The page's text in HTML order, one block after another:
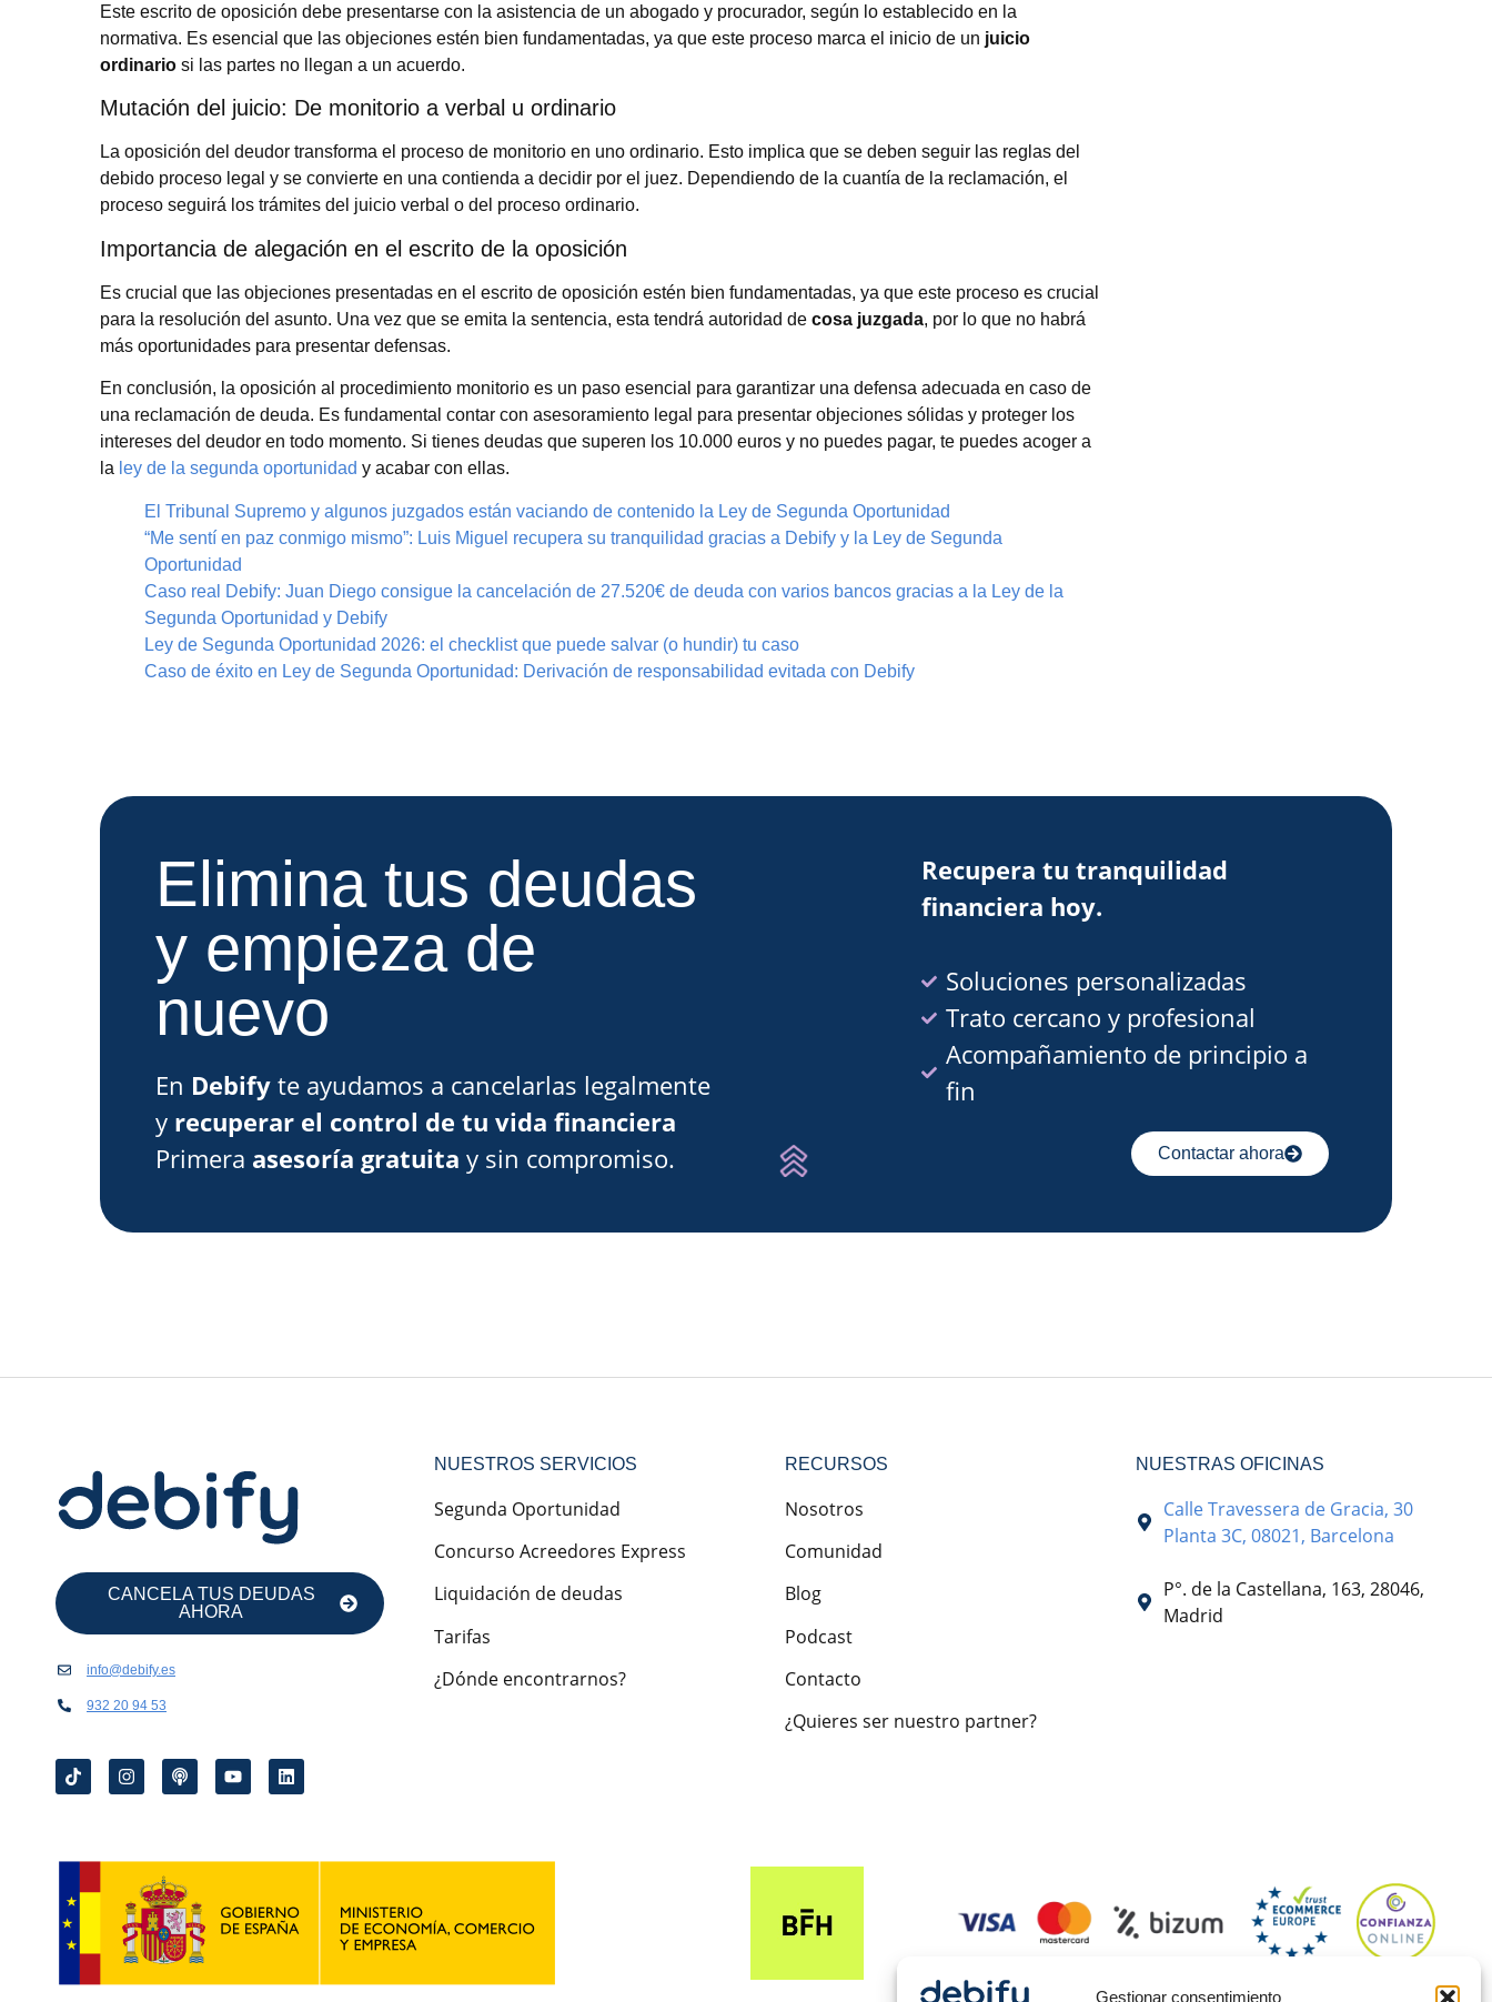
Gestionar consentimiento
Este escrito de oposición debe presentarse con la asistencia de un abogado y procurador, según lo establecido en la
normativa. Es esencial que las objeciones estén bien fundamentadas, ya que este proceso marca el inicio de un juicio
ordinario si las partes no llegan a un acuerdo.
Mutación del juicio: De monitorio a verbal u ordinario
La oposición del deudor transforma el proceso de monitorio en uno ordinario. Esto implica que se deben seguir las reglas del
debido proceso legal y se convierte en una contienda a decidir por el juez. Dependiendo de la cuantía de la reclamación, el
proceso seguirá los trámites del juicio verbal o del proceso ordinario.
Importancia de alegación en el escrito de la oposición
Es crucial que las objeciones presentadas en el escrito de oposición estén bien fundamentadas, ya que este proceso es crucial
para la resolución del asunto. Una vez que se emita la sentencia, esta tendrá autoridad de cosa juzgada, por lo que no habrá
más oportunidades para presentar defensas.
En conclusión, la oposición al procedimiento monitorio es un paso esencial para garantizar una defensa adecuada en caso de
una reclamación de deuda. Es fundamental contar con asesoramiento legal para presentar objeciones sólidas y proteger los
intereses del deudor en todo momento. Si tienes deudas que superen los 10.000 euros y no puedes pagar, te puedes acoger a
la ley de la segunda oportunidad y acabar con ellas.
El Tribunal Supremo y algunos juzgados están vaciando de contenido la Ley de Segunda Oportunidad
“Me sentí en paz conmigo mismo”: Luis Miguel recupera su tranquilidad gracias a Debify y la Ley de Segunda
Oportunidad
Caso real Debify: Juan Diego consigue la cancelación de 27.520€ de deuda con varios bancos gracias a la Ley de la
Segunda Oportunidad y Debify
Ley de Segunda Oportunidad 2026: el checklist que puede salvar (o hundir) tu caso
Caso de éxito en Ley de Segunda Oportunidad: Derivación de responsabilidad evitada con Debify
Elimina tus deudas
y empieza de
nuevo
En Debify te ayudamos a cancelarlas legalmente
y recuperar el control de tu vida financiera
Primera asesoría gratuita y sin compromiso.
Recupera tu tranquilidad
financiera hoy.
Soluciones personalizadas
Trato cercano y profesional
Acompañamiento de principio a
fin
Contactar ahora
CANCELA TUS DEUDAS
AHORA
info@debify.es
932 20 94 53
NUESTROS SERVICIOS
Segunda Oportunidad
Concurso Acreedores Express
Liquidación de deudas
Tarifas
¿Dónde encontrarnos?
RECURSOS
Nosotros
Comunidad
Blog
Podcast
Contacto
¿Quieres ser nuestro partner?
NUESTRAS OFICINAS
Calle Travessera de Gracia, 30
Planta 3C, 08021, Barcelona
P°. de la Castellana, 163, 28046,
Madrid